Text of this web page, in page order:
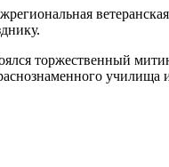
торжественный